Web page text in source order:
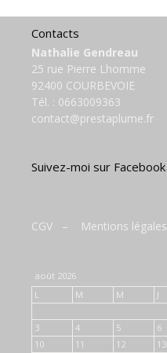
Contacts
Nathalie Gendreau
25 rue Pierre Lhomme
92400 COURBEVOIE
Tél. : 0663009363
contact@prestaplume.fr
Suivez-moi sur Facebook
CGV – Mentions légales
août 2026
L
M M J
3
4 5 6
10
11 12 13